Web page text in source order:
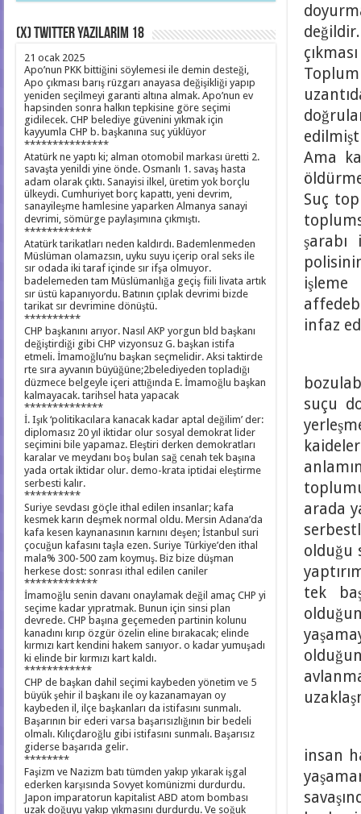
Ama
Suç
şarabı
işleme
infaz
suçu
arada
olduğu
tek
insan
(X) Twitter yazılarım 18
21 ocak 2025
Apo’nun PKK bittiğini söylemesi ile demin desteği,
Apo çıkması barış rüzgarı anayasa değişikliği yapıp
yeniden seçilmeyi garanti altına almak. Apo’nun ev
hapsinden sonra halkın tepkisine göre seçimi
gidilecek. CHP belediye güvenini yıkmak için
kayyumla CHP b. başkanına suç yüklüyor
***************
Atatürk ne yaptı ki; alman otomobil markası üretti 2.
savaşta yenildi yine önde. Osmanlı 1. savaş hasta
adam olarak çıktı. Sanayisi ilkel, üretim yok borçlu
ülkeydi. Cumhuriyet borç kapattı, yeni devrim,
sanayileşme hamlesine yaparken Almanya sanayi
devrimi, sömürge paylaşımına çıkmıştı.
************
Atatürk tarikatları neden kaldırdı. Bademlenmeden
Müslüman olamazsın, uyku suyu içerip oral seks ile
sır odada iki taraf içinde sır ifşa olmuyor.
badelemeden tam Müslümanlığa geçiş fiili livata artık
sır üstü kapanıyordu. Batının çıplak devrimi bizde
tarikat sır devrimine dönüştü.
**********
CHP başkanını arıyor. Nasıl AKP yorgun bld başkanı
değiştirdiği gibi CHP vizyonsuz G. başkan istifa
etmeli. İmamoğlu’nu başkan seçmelidir. Aksi taktirde
rte sıra ayvanın büyüğüne;2belediyeden topladığı
düzmece belgeyle içeri attığında E. İmamoğlu başkan
kalmayacak. tarihsel hata yapacak
**************
İ. Işık ‘politikacılara kanacak kadar aptal değilim’ der:
diplomasız 20 yıl iktidar olur sosyal demokrat lider
seçimini bile yapamaz. Eleştiri derken demokratları
karalar ve meydanı boş bulan sağ cenah tek başına
yada ortak iktidar olur. demo-krata iptidai eleştirme
serbesti kalır.
**********
Suriye sevdası göçle ithal edilen insanlar; kafa
kesmek karın deşmek normal oldu. Mersin Adana’da
kafa kesen kaynanasının karnını deşen; İstanbul suri
çocuğun kafasını taşla ezen. Suriye Türkiye’den ithal
mala% 300-500 zam koymuş. Biz bize düşman
herkese dost: sonrası ithal edilen caniler
*************
İmamoğlu senin davanı onaylamak değil amaç CHP yi
seçime kadar yıpratmak. Bunun için sinsi plan
devrede. CHP başına geçemeden partinin kolunu
kanadını kırıp özgür özelin eline bırakacak; elinde
kırmızı kart kendini hakem sanıyor. o kadar yumuşadı
ki elinde bir kırmızı kart kaldı.
************
CHP de başkan dahil seçimi kaybeden yönetim ve 5
büyük şehir il başkanı ile oy kazanamayan oy
kaybeden il, ilçe başkanları da istifasını sunmalı.
Başarının bir ederi varsa başarısızlığının bir bedeli
olmalı. Kılıçdaroğlu gibi istifasını sunmalı. Başarısız
giderse başarıda gelir.
********
Faşizm ve Nazizm batı tümden yakıp yıkarak işgal
ederken karşısında Sovyet komünizmi durdurdu.
Japon imparatorun kapitalist ABD atom bombası
uzak doğuyu yakıp yıkmasını durdurdu. Ve soğuk